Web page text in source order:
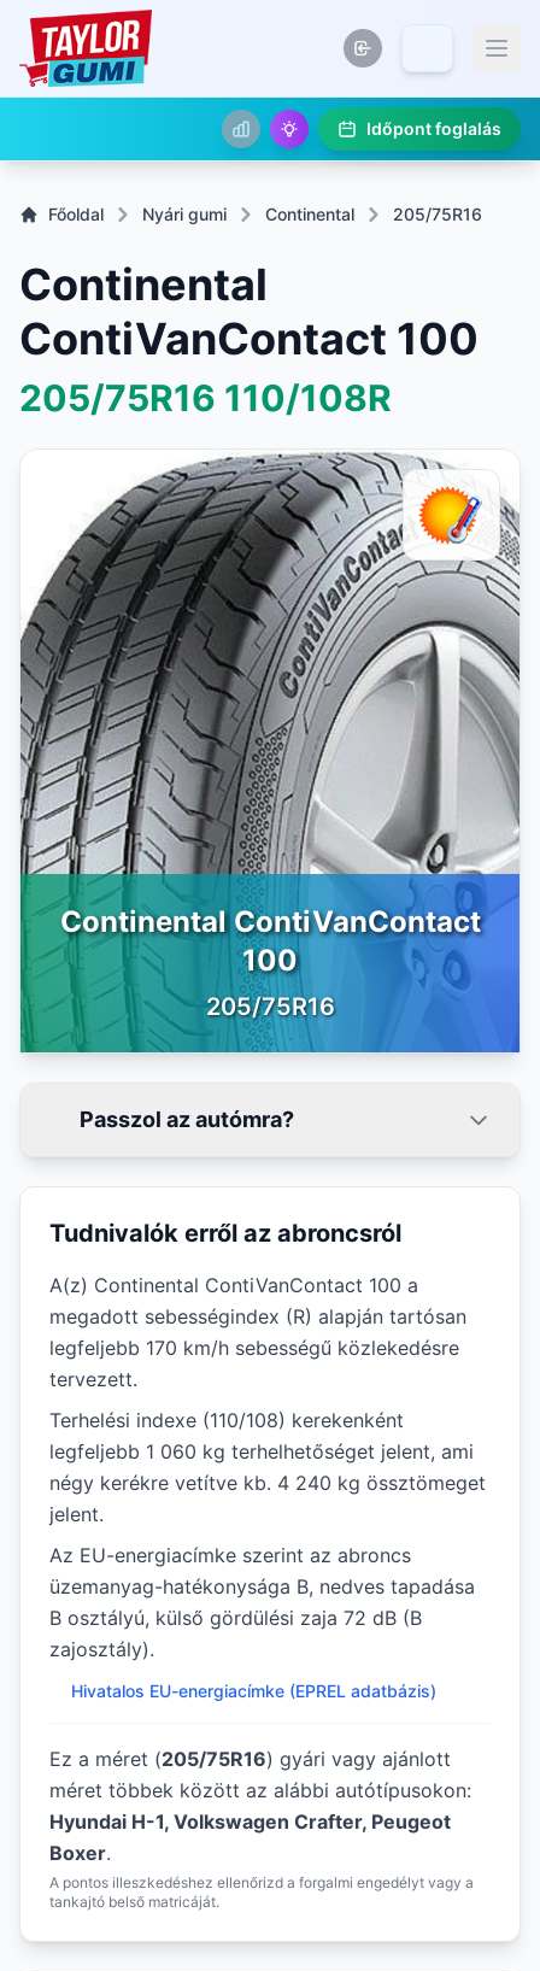
Időpont foglalás
Főoldal Nyári gumi Continental 205/75R16
Continental
ContiVanContact 100
205/75R16 110/108R
Continental ContiVanContact
100
205/75R16
Passzol az autómra?
Tudnivalók erről az abroncsról
A(z) Continental ContiVanContact 100 a
megadott sebességindex (R) alapján tartósan
legfeljebb 170 km/h sebességű közlekedésre
tervezett.
Terhelési indexe (110/108) kerekenként
legfeljebb 1 060 kg terhelhetőséget jelent, ami
négy kerékre vetítve kb. 4 240 kg össztömeget
jelent.
Az EU-energiacímke szerint az abroncs
üzemanyag-hatékonysága B, nedves tapadása
B osztályú, külső gördülési zaja 72 dB (B
zajosztály).
Hivatalos EU-energiacímke (EPREL adatbázis)
Ez a méret (205/75R16) gyári vagy ajánlott
méret többek között az alábbi autótípusokon:
Hyundai H-1, Volkswagen Crafter, Peugeot
Boxer.
A pontos illeszkedéshez ellenőrizd a forgalmi engedélyt vagy a
tankajtó belső matricáját.